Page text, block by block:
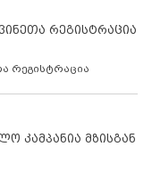
რეგისტრაცია
რეგისტრაცია
კამპანია მზისგან